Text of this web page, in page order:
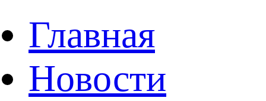
Главная
Новости